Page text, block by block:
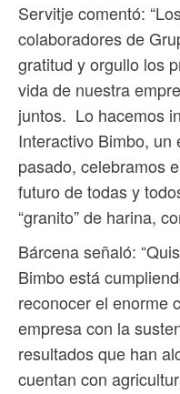
Servitje comentó:
colaboradores de
gratitud y orgullo los
vida de nuestra
juntos. Lo hacemos
Interactivo Bimbo, un
pasado, celebramos
futuro de todas y
“granito” de harina,
Bárcena señaló:
Bimbo está
reconocer el enorme
empresa con la
resultados que han
cuentan con